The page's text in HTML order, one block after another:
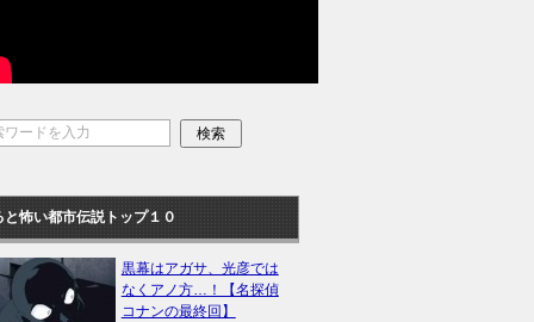
と怖い都市伝説トップ１０
黒幕はアガサ、光彦では
なくアノ方…！【名探偵
コナンの最終回】